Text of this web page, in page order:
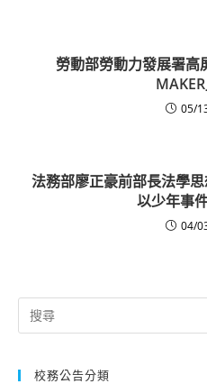
勞動部勞動力發展署高
05/
法務部廖正豪前部長法學
以少年事
04/
Search
for:
校務公告分類